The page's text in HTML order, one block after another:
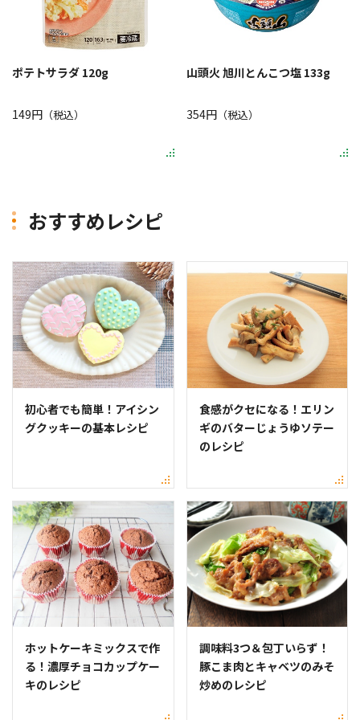
ポテトサラダ 120g
149円 （税込）
山頭火 旭川とんこつ塩 133g
354円（税込）
おすすめレシピ
初心者でも簡単！アイシン
グクッキーの基本レシピ
食感がクセになる！エリン
ギのバターじょうゆソテー
のレシピ
ホットケーキミックスで作
る！濃厚チョコカップケー
キのレシピ
調味料3つ＆包丁いらず！
豚こま肉とキャベツのみそ
炒めのレシピ